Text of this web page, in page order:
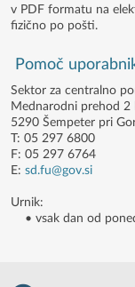
v PDF formatu na
fizično po pošti.
Pomoč
Sektor za centralno
Mednarodni prehod 2
5290 Šempeter pri
T: 05 297 6800
F: 05 297 6764
E: sd.fu@gov.si
Urnik:
• vsak dan od